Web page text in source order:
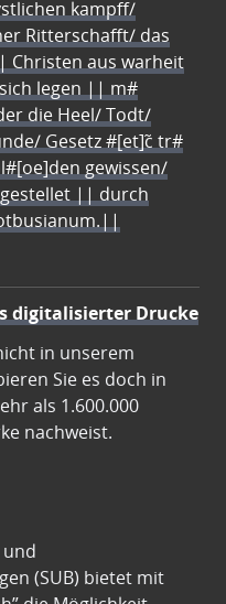
kampff/
Ritterschafft/ das
Christen aus warheit
legen || m#
die Heel/ Todt/
Gesetz #[et]c̃ tr#
gewissen/
|| durch
digitalisierter Drucke
in unserem
Sie es doch in
als 1.600.000
nachweist.
und
(SUB) bietet mit